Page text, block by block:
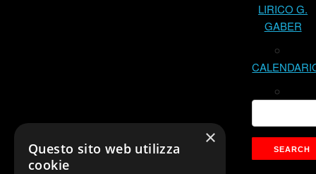
LIRICO G.
GABER
×
Questo sito web utilizza
cookie